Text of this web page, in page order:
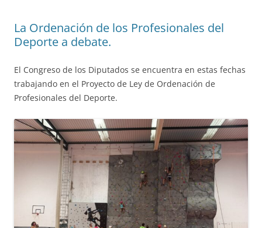
La Ordenación de los Profesionales del
Deporte a debate.
El Congreso de los Diputados se encuentra en estas fechas
trabajando en el Proyecto de Ley de Ordenación de
Profesionales del Deporte.